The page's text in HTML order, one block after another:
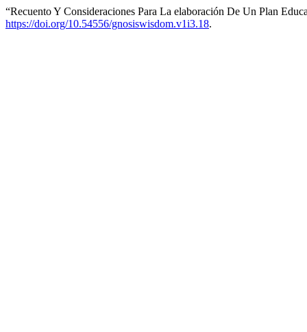
“Recuento Y Consideraciones Para La elaboración De Un Plan
https://doi.org/10.54556/gnosiswisdom.v1i3.18.